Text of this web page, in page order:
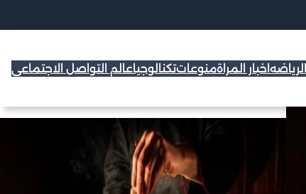
الرياضه اخبار المراةمنوعاتتكنالوجياعالم التواصل الاجتماعي